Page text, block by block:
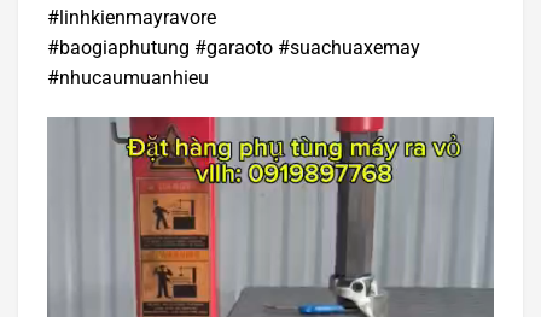
#linhkienmayravore
#baogiaphutung #garaoto #suachuaxemay
#nhucaumuanhieu